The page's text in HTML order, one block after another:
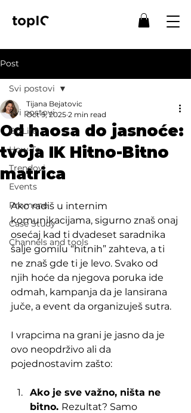
Post
Svi postovi
BizLife
How-To
Trendovi
Events
Promene
Case Study
Channels and tools
Svi postovi
Od haosa do jasnoće:
tvoja IK Hitno-Bitno
matrica
Tijana Bejatovic
Oct 9, 2025 2 min read
Ako radiš u internim
komunikacijama, sigurno znaš onaj
osećaj kad ti dvadeset saradnika
šalje gomilu “hitnih” zahteva, a ti
ne znaš gde ti je levo. Svako od
njih hoće da njegova poruka ide
odmah, kampanja da je lansirana
juče, a event da organizuješ sutra.
I vrapcima na grani je jasno da je
ovo neopdrživo ali da
pojednostavim zašto:
Ako je sve važno, ništa ne
bitno. Rezultat? Samo